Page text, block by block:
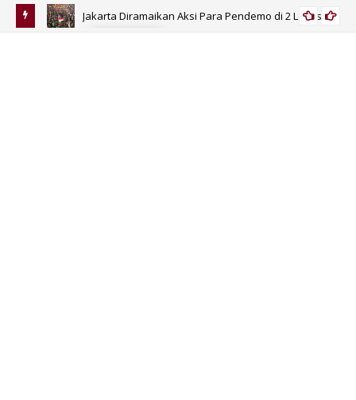
Jakarta Diramaikan Aksi Para Pendemo di 2 Lokasi